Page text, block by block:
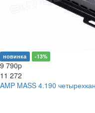
новинка -13%
9 790p
11 272
AMP MASS 4.190